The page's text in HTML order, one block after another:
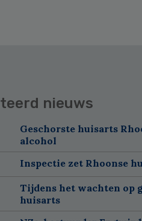
nieuws
Geschorste huisarts
alcohol
Inspectie zet Rhoonse
Tijdens het wachten op
huisarts